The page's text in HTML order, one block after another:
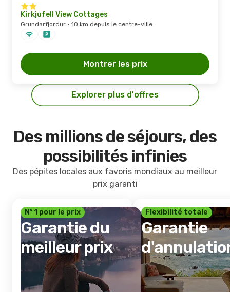
Kirkjufell View Cottages
Grundarfjordur · 10 km depuis le centre-ville
Montrer les prix
Explorer plus d'offres
Des millions de séjours, des
possibilités infinies
Des pépites locales aux favoris mondiaux au meilleur
prix garanti
Nº 1 pour le prix
Garantie du
meilleur prix
Flexibilité totale
Garantie